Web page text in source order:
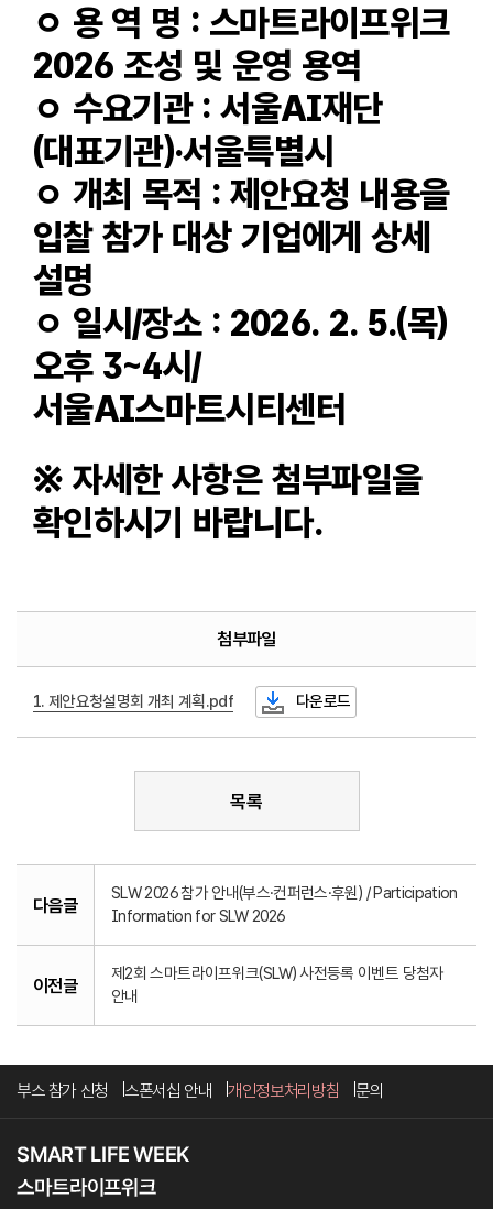
ㅇ 용 역 명 : 스마트라이프위크
2026 조성 및 운영 용역
ㅇ 수요기관 : 서울AI재단
(대표기관)·서울특별시
ㅇ 개최 목적 : 제안요청 내용을
입찰 참가 대상 기업에게 상세
설명
ㅇ 일시/장소 : 2026. 2. 5.(목)
오후 3~4시/
서울AI스마트시티센터
※ 자세한 사항은 첨부파일을
확인하시기 바랍니다.
첨부파일
1. 제안요청설명회 개최 계획.pdf 다운로드
목록
다음글
SLW 2026 참가 안내(부스·컨퍼런스·후원) / Participation
Information for SLW 2026
이전글
제2회 스마트라이프위크(SLW) 사전등록 이벤트 당첨자
안내
부스 참가 신청 스폰서십 안내 개인정보처리방침 문의